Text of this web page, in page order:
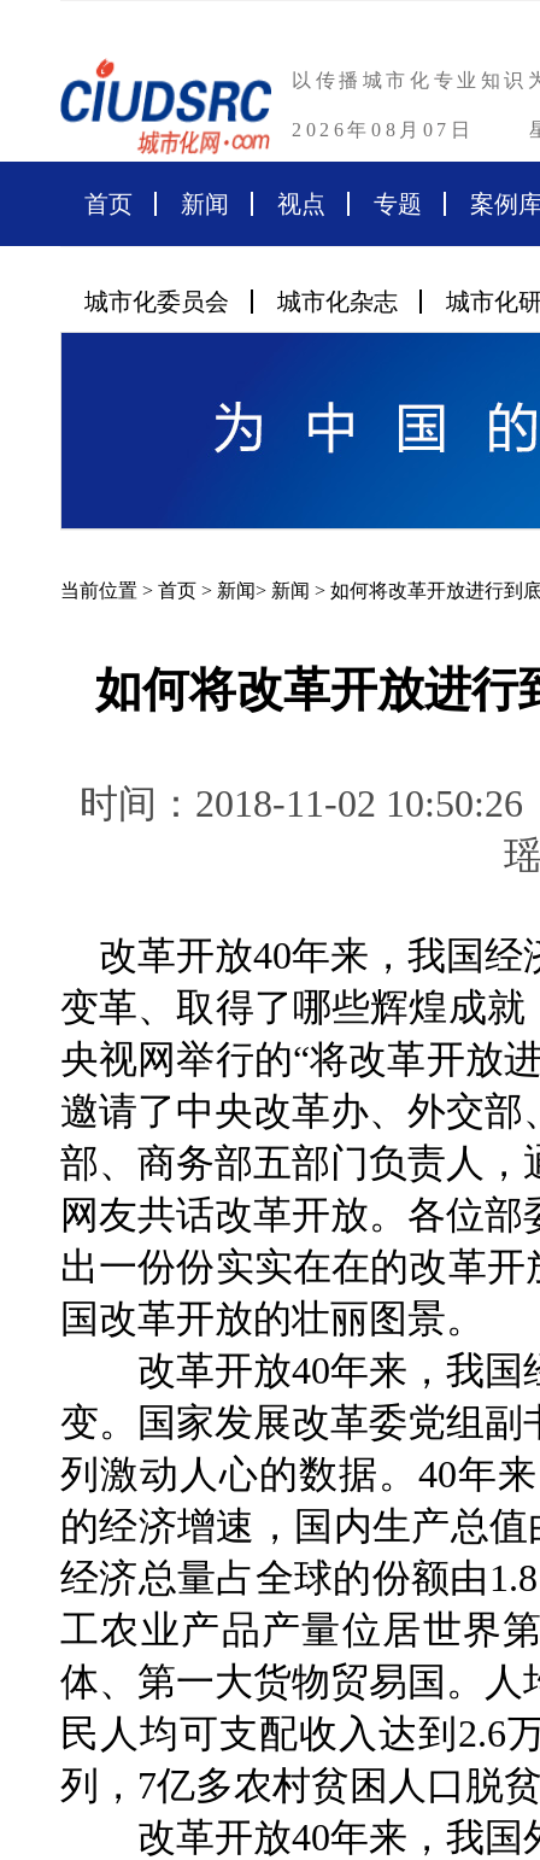
以传播城市化专业知识
2026年08月07日
首页 新闻 视点 专题 案例
城市化委员会 城市化杂志 城市化
当前位置 > 首页 > 新闻> 新闻 > 如何将改革开放进行到
如何将改革开放进行
时间：2018-11-02
改革开放40年来，我国经
变革、取得了哪些辉煌成就
央视网举行的“将改革开放
邀请了中央改革办、外交
部、商务部五部门负责人
网友共话改革开放。各位
出一份份实实在在的改革开
国改革开放的壮丽图景。
改革开放40年来，我国
变。国家发展改革委党组
列激动人心的数据。40年
的经济增速，国内生产总值
经济总量占全球的份额由
工农业产品产量位居世界
体、第一大货物贸易国。人
民人均可支配收入达到2.6
列，7亿多农村贫困人口脱
改革开放40年来，我国